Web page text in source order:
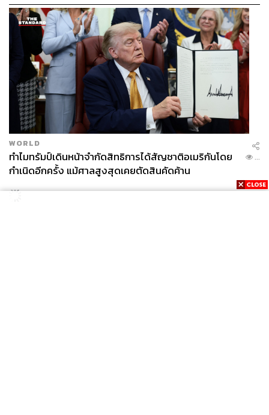
WORLD
ทำไมทรัมป์เดินหน้าจำกัดสิทธิการได้สัญชาติอเมริกันโดย
กำเนิดอีกครั้ง แม้ศาลสูงสุดเคยตัดสินคัดค้าน
...